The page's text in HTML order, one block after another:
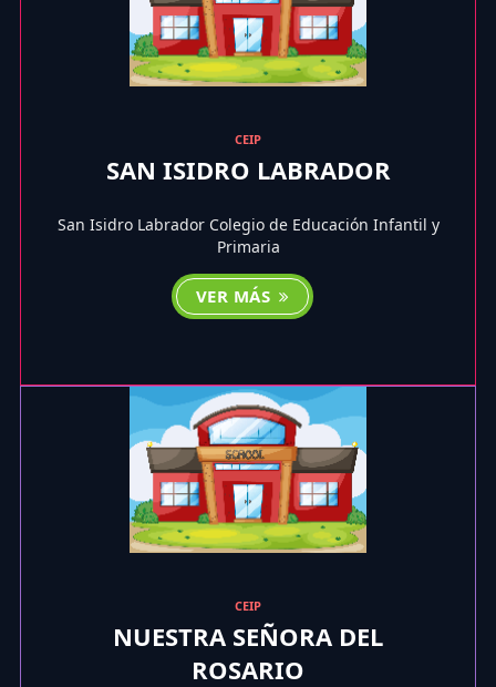
CEIP
SAN ISIDRO LABRADOR
San Isidro Labrador Colegio de Educación Infantil y
Primaria
VER MÁS
CEIP
NUESTRA SEÑORA DEL
ROSARIO